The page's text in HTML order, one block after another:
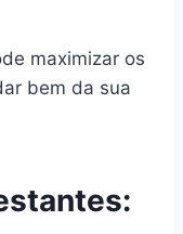
maximizar os
bem da sua